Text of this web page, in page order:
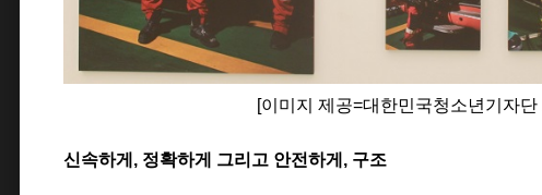
[이미지 제공=대한민국청소년기자단
신속하게 , 정확하게 그리고 안전하게 , 구조